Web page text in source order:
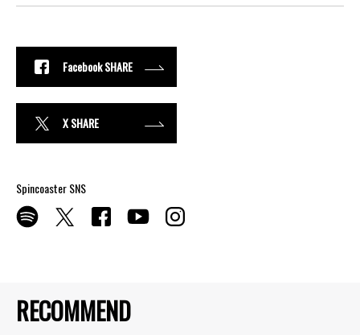
RECOMMEND
Facebook SHARE
X SHARE
Spincoaster SNS